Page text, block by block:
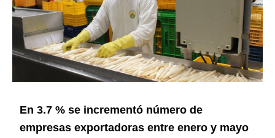
En 3.7 % se incrementó número de
empresas exportadoras entre enero y mayo